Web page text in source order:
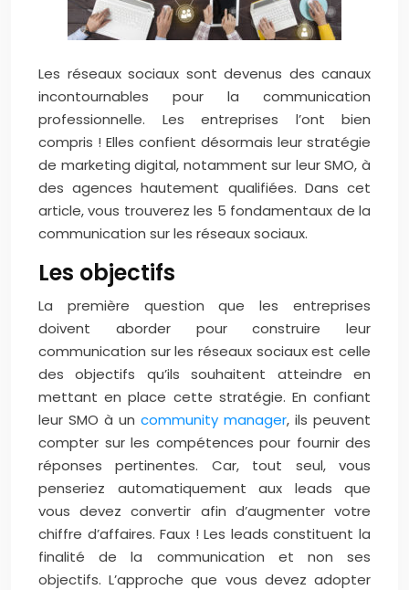
Les réseaux sociaux sont devenus des canaux
incontournables pour la communication
professionnelle. Les entreprises l’ont bien
compris ! Elles confient désormais leur stratégie
de marketing digital, notamment sur leur SMO, à
des agences hautement qualifiées. Dans cet
article, vous trouverez les 5 fondamentaux de la
communication sur les réseaux sociaux.
Les objectifs
La première question que les entreprises
doivent aborder pour construire leur
communication sur les réseaux sociaux est celle
des objectifs qu’ils souhaitent atteindre en
mettant en place cette stratégie. En confiant
leur SMO à un community manager, ils peuvent
compter sur les compétences pour fournir des
réponses pertinentes. Car, tout seul, vous
penseriez automatiquement aux leads que
vous devez convertir afin d’augmenter votre
chiffre d’affaires. Faux ! Les leads constituent la
finalité de la communication et non ses
objectifs. L’approche que vous devez adopter